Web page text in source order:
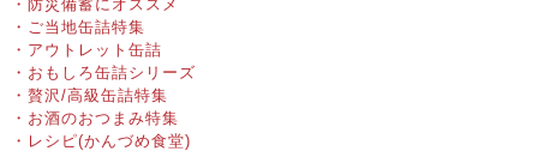
・防災備蓄にオススメ
・ご当地缶詰特集
・アウトレット缶詰
・おもしろ缶詰シリーズ
・贅沢/高級缶詰特集
・お酒のおつまみ特集
・レシピ(かんづめ食堂)